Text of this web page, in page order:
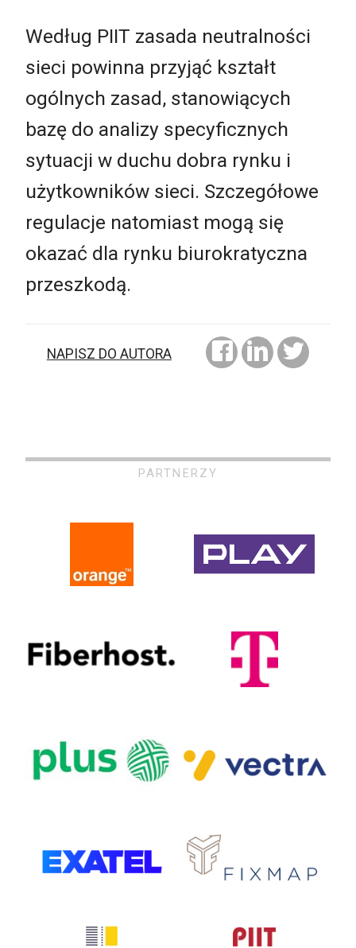
Według PIIT zasada neutralności
sieci powinna przyjąć kształt
ogólnych zasad, stanowiących
bazę do analizy specyficznych
sytuacji w duchu dobra rynku i
użytkowników sieci. Szczegółowe
regulacje natomiast mogą się
okazać dla rynku biurokratyczna
przeszkodą.
NAPISZ DO AUTORA
PARTNERZY